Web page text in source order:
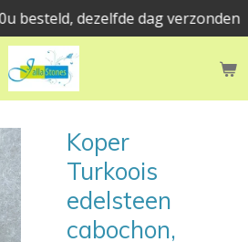
besteld, dezelfde dag verzonden
Koper
Turkoois
edelsteen
cabochon,